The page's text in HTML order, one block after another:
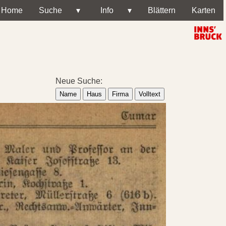
Home Suche ▾ Info ▾ Blättern Karten
Neue Suche:
Name Haus Firma Volltext